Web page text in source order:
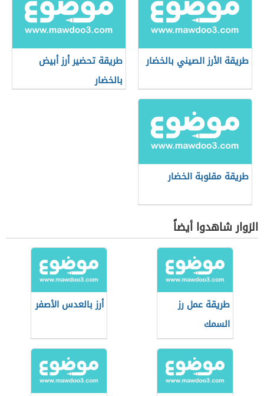
طريقة الأرز الصيني بالخضار
طريقة تحضير أرز أبيض
بالخضار
طريقة مقلوبة الخضار
الزوار شاهدوا أيضاً
طريقة عمل رز
السمك
أرز بالعدس الأصفر